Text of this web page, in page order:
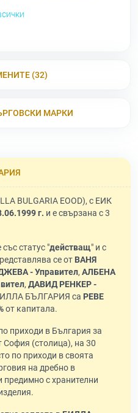
(32)
МАРКИ
BULGARIA EOOD), с ЕИК
г. и е свързана с 3
статус "действащ" и с
се от ВАНЯ
- Управител, АЛБЕНА
, ДАВИД РЕНКЕР -
БЪЛГАРИЯ са РЕВЕ
от капитала.
приходи в България за
София (столица), на 30
по приходи в своята
на дребно в
предимно с хранителни